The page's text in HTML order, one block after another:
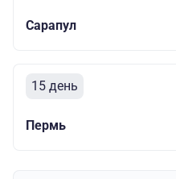
Сарапул
15 день
Пермь